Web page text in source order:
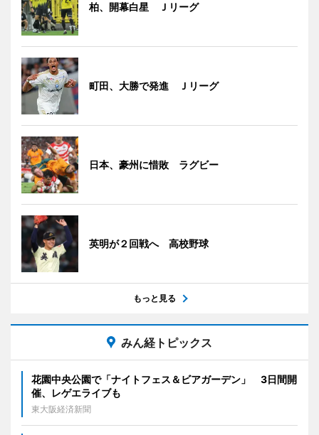
柏、開幕白星 Ｊリーグ
町田、大勝で発進 Ｊリーグ
日本、豪州に惜敗 ラグビー
英明が２回戦へ 高校野球
もっと見る
みん経トピックス
花園中央公園で「ナイトフェス＆ビアガーデン」 3日間開
催、レゲエライブも
東大阪経済新聞